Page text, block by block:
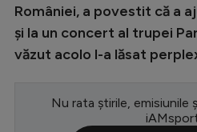
Europa League
Conference
Premier League
României, a povestit că a
și la un concert al trupei
văzut acolo l-a lăsat
Nu rata știrile, emisiunile